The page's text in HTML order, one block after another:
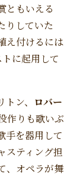
ともいえる
りしていた
え付けるには
に起用して
ン、 ロバー
作りも歌いぶ
手を器用して
スティング担
、オペラが舞